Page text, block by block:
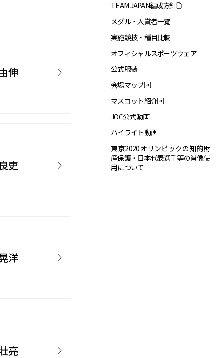
伸
吏
洋
亮
TEAM JAPAN編成方針
メダル・入賞者一覧
実施競技・種目比較
オフィシャルスポーツウェア
公式服装
会場マップ
マスコット紹介
JOC公式動画
ハイライト動画
東京2020オリンピックの知的財
産保護・日本代表選手等の肖像使
用について